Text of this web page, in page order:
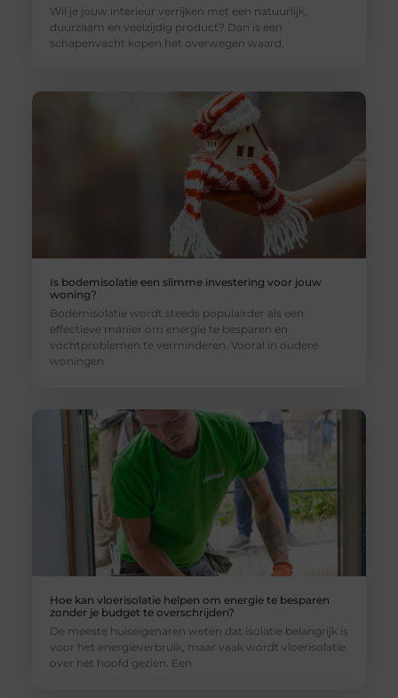
Wil je jouw interieur verrijken met een natuurlijk,
duurzaam en veelzijdig product? Dan is een
schapenvacht kopen het overwegen waard.
Is bodemisolatie een slimme investering voor jouw
woning?
Bodemisolatie wordt steeds populairder als een
effectieve manier om energie te besparen en
vochtproblemen te verminderen. Vooral in oudere
woningen
Hoe kan vloerisolatie helpen om energie te besparen
zonder je budget te overschrijden?
De meeste huiseigenaren weten dat isolatie belangrijk is
voor het energieverbruik, maar vaak wordt vloerisolatie
over het hoofd gezien. Een